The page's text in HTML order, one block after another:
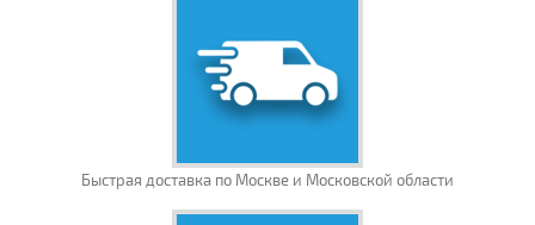
Быстрая доставка по Москве и Московской области